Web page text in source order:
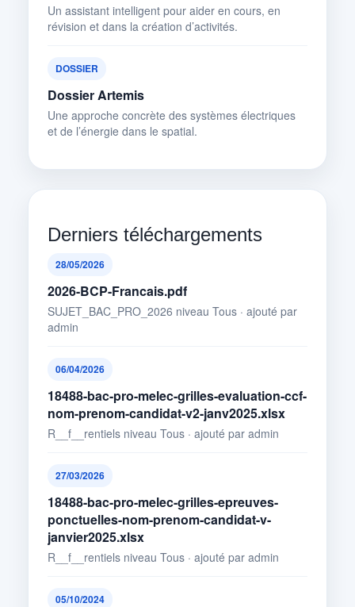
Un assistant intelligent pour aider en cours, en
révision et dans la création d’activités.
DOSSIER
Dossier Artemis
Une approche concrète des systèmes électriques
et de l’énergie dans le spatial.
Derniers téléchargements
28/05/2026
2026-BCP-Francais.pdf
SUJET_BAC_PRO_2026 niveau Tous · ajouté par
admin
06/04/2026
18488-bac-pro-melec-grilles-evaluation-ccf-
nom-prenom-candidat-v2-janv2025.xlsx
R__f__rentiels niveau Tous · ajouté par admin
27/03/2026
18488-bac-pro-melec-grilles-epreuves-
ponctuelles-nom-prenom-candidat-v-
janvier2025.xlsx
R__f__rentiels niveau Tous · ajouté par admin
05/10/2024